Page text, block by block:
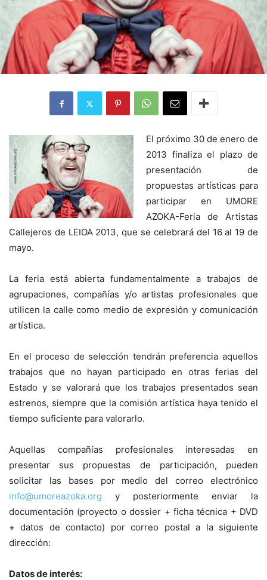
El próximo 30 de enero de
2013 finaliza el plazo de
presentación de
propuestas artísticas para
participar en UMORE
AZOKA-Feria de Artistas
Callejeros de LEIOA 2013, que se celebrará del 16 al 19 de
mayo.
La feria está abierta fundamentalmente a trabajos de
agrupaciones, compañías y/o artistas profesionales que
utilicen la calle como medio de expresión y comunicación
artística.
En el proceso de selección tendrán preferencia aquellos
trabajos que no hayan participado en otras ferias del
Estado y se valorará que los trabajos presentados sean
estrenos, siempre que la comisión artística haya tenido el
tiempo suficiente para valorarlo.
Aquellas compañías profesionales interesadas en
presentar sus propuestas de participación, pueden
solicitar las bases por medio del correo electrónico
info@umoreazoka.org y posteriormente enviar la
documentación (proyecto o dossier + ficha técnica + DVD
+ datos de contacto) por correo postal a la siguiente
dirección:
Datos de interés: